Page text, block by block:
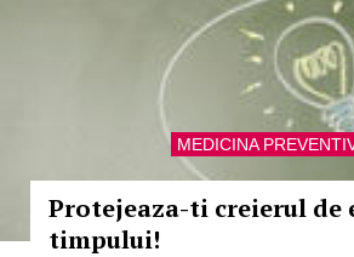
MEDICINA
Protejeaza-ti creierul de
timpului!